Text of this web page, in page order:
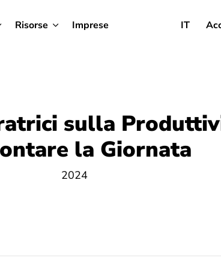
Risorse Imprese IT
sulla
la Giornata
2024